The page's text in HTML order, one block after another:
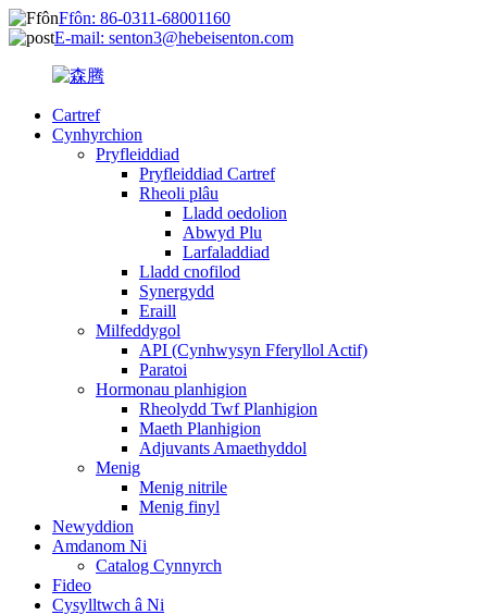
Ffôn: 86-0311-68001160
E-mail: senton3@hebeisenton.com
Cartref
Cynhyrchion
Pryfleiddiad
Pryfleiddiad Cartref
Rheoli plâu
Lladd oedolion
Abwyd Plu
Larfaladdiad
Lladd cnofilod
Synergydd
Eraill
Milfeddygol
API (Cynhwysyn Fferyllol Actif)
Paratoi
Hormonau planhigion
Rheolydd Twf Planhigion
Maeth Planhigion
Adjuvants Amaethyddol
Menig
Menig nitrile
Menig finyl
Newyddion
Amdanom Ni
Catalog Cynnyrch
Fideo
Cysylltwch â Ni